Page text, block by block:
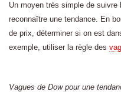
Un moyen très simple de suivre
reconnaître une tendance. En
de prix, déterminer si on est
exemple, utiliser la règle des
Vagues de Dow pour une